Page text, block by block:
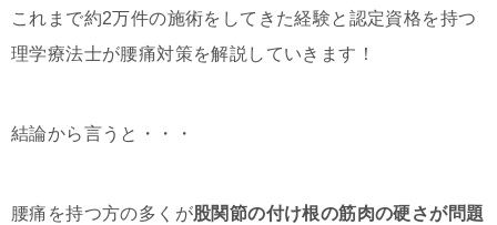
これまで約2万件の施術をしてきた経験と認定資格を持つ
理学療法士が腰痛対策を解説していきます！
結論から言うと・・・
腰痛を持つ方の多くが股関節の付け根の筋肉の硬さが問題